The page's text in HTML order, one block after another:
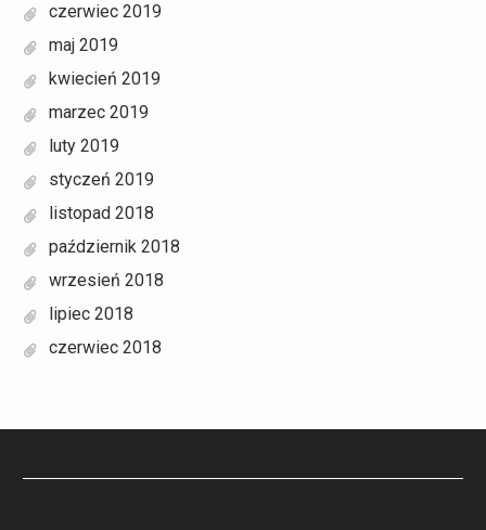
czerwiec 2019
maj 2019
kwiecień 2019
marzec 2019
luty 2019
styczeń 2019
listopad 2018
październik 2018
wrzesień 2018
lipiec 2018
czerwiec 2018